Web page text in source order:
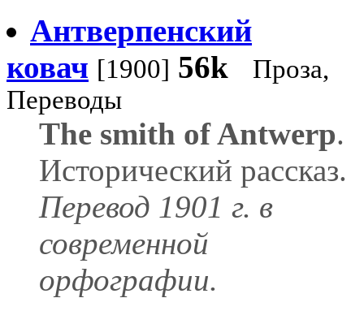
Антверпенский
ковач [1900] 56k
Проза,
Переводы
The smith of Antwerp.
Исторический рассказ.
Перевод 1901 г. в
современной
орфографии.